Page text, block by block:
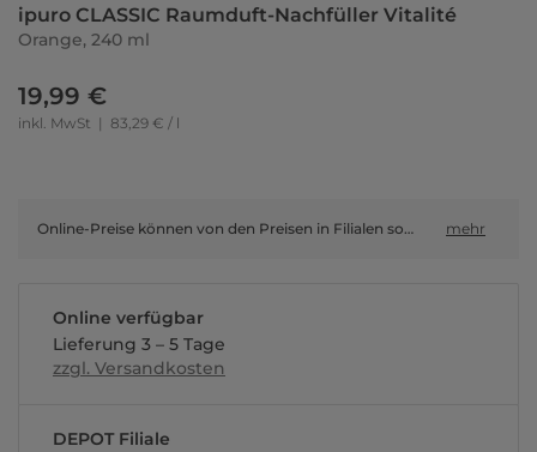
ipuro CLASSIC Raumduft-Nachfüller Vitalité
Orange, 240 ml
19,99 €
inkl. MwSt | 83,29 € / l
Online-Preise können von den Preisen in Filialen sowie Shop-in-Shop-Flächen abweichen. mehr
Online verfügbar
Lieferung 3 – 5 Tage
zzgl. Versandkosten
DEPOT Filiale